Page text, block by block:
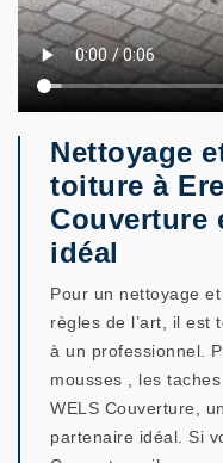
Nettoyage
toiture à
Couverture
idéal
Pour un nettoyage
règles de l’art, il est
à un professionnel.
mousses , les
WELS Couverture,
partenaire idéal. Si